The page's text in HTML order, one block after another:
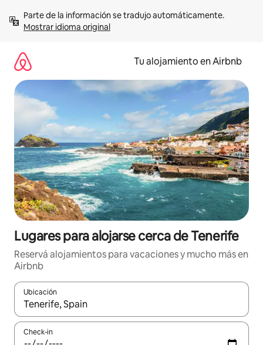
contenidoMostrar idioma original
Tu alojamiento en Airbnb
Lugares para alojarse cerca de Tenerife
Reservá alojamientos para vacaciones y mucho más en
Airbnb
Ubicación
Cuando los resultados estén disponibles, navegá con las
Check-in